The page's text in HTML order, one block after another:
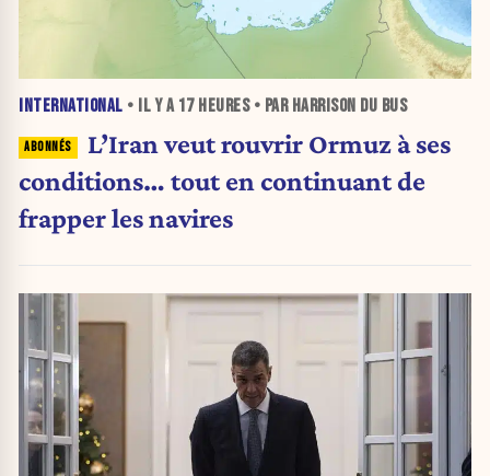
INTERNATIONAL • IL Y A 17 HEURES• PAR HARRISON DU BUS
L’Iran veut rouvrir Ormuz à ses
conditions… tout en continuant de
frapper les navires